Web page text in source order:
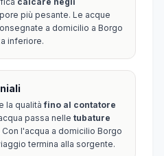
più pesante. Le acque
a domicilio a Borgo
inferiore.
la qualitàfino al contatore
passa nelle tubature
Con l'acqua a domicilio Borgo
termina alla sorgente.